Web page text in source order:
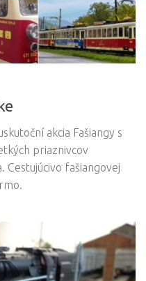
akcia Fašiangy s
priaznivcov
Cestujúcivo fašiangovej